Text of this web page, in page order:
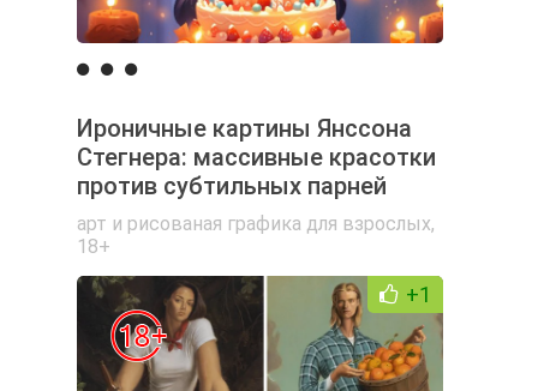
Ироничные картины Янссона
Стегнера: массивные красотки
против субтильных парней
арт и рисованая графика для взрослых,
18+
+1